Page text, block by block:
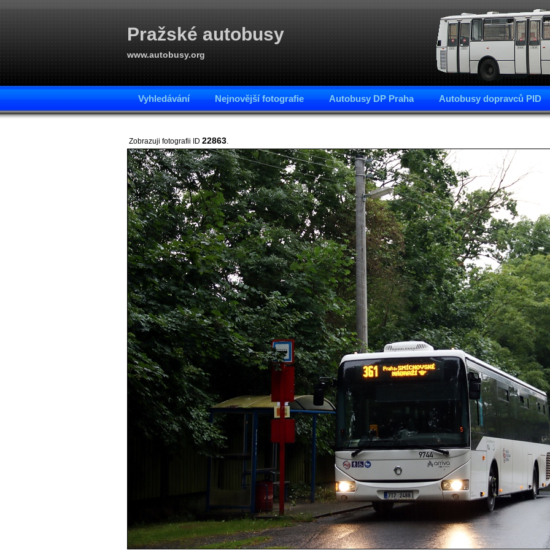
Pražské autobusy
www.autobusy.org
Vyhledávání Nejnovější fotografie Autobusy DP Praha Autobusy dopravců PID
Zobrazuji fotografii ID 22863.